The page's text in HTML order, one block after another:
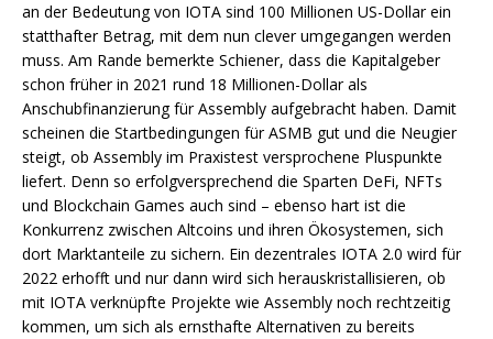
an der Bedeutung von IOTA sind 100 Millionen US-Dollar ein
statthafter Betrag, mit dem nun clever umgegangen werden
muss. Am Rande bemerkte Schiener, dass die Kapitalgeber
schon früher in 2021 rund 18 Millionen-Dollar als
Anschubfinanzierung für Assembly aufgebracht haben. Damit
scheinen die Startbedingungen für ASMB gut und die Neugier
steigt, ob Assembly im Praxistest versprochene Pluspunkte
liefert. Denn so erfolgversprechend die Sparten DeFi, NFTs
und Blockchain Games auch sind – ebenso hart ist die
Konkurrenz zwischen Altcoins und ihren Ökosystemen, sich
dort Marktanteile zu sichern. Ein dezentrales IOTA 2.0 wird für
2022 erhofft und nur dann wird sich herauskristallisieren, ob
mit IOTA verknüpfte Projekte wie Assembly noch rechtzeitig
kommen, um sich als ernsthafte Alternativen zu bereits